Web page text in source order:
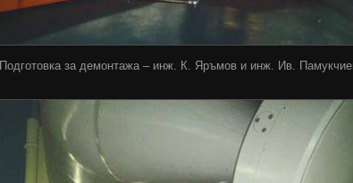
Подготовка за демонтажа – инж. К. Яръмов и инж. Ив.